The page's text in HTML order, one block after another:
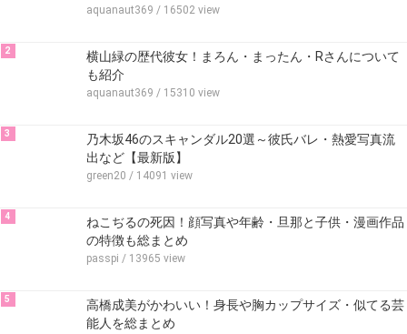
aquanaut369 / 16502 view
2
横山緑の歴代彼女！まろん・まったん・Rさんについて
も紹介
aquanaut369 / 15310 view
3
乃木坂46のスキャンダル20選～彼氏バレ・熱愛写真流
出など【最新版】
green20 / 14091 view
4
ねこぢるの死因！顔写真や年齢・旦那と子供・漫画作品
の特徴も総まとめ
passpi / 13965 view
5
高橋成美がかわいい！身長や胸カップサイズ・似てる芸
能人を総まとめ